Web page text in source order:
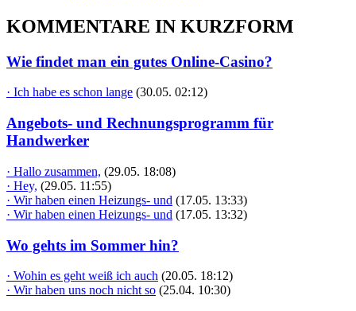
KOMMENTARE IN KURZFORM
Wie findet man ein gutes Online-Casino?
· Ich habe es schon lange (30.05. 02:12)
Angebots- und Rechnungsprogramm für
Handwerker
· Hallo zusammen, (29.05. 18:08)
· Hey, (29.05. 11:55)
· Wir haben einen Heizungs- und (17.05. 13:33)
· Wir haben einen Heizungs- und (17.05. 13:32)
Wo gehts im Sommer hin?
· Wohin es geht weiß ich auch (20.05. 18:12)
· Wir haben uns noch nicht so (25.04. 10:30)